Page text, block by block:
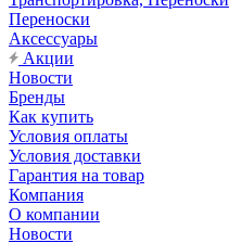
Переноски
Аксессуары
Акции
Новости
Бренды
Как купить
Условия оплаты
Условия доставки
Гарантия на товар
Компания
О компании
Новости